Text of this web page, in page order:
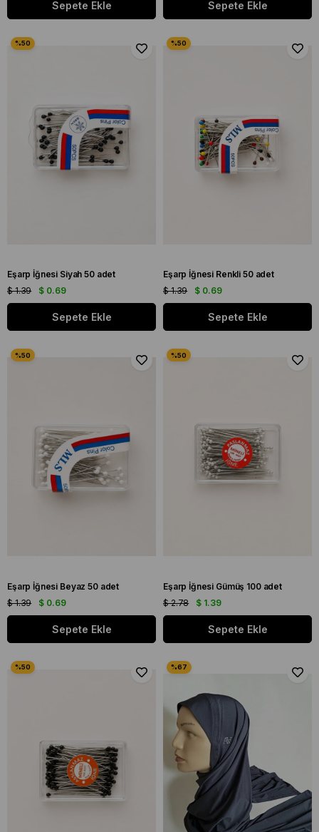
Sepete Ekle Sepete Ekle
Eşarp İğnesi Siyah 50 adet
$ 0.69
$ 1.39
Sepete Ekle
Eşarp İğnesi Renkli 50 adet
$ 0.69
$ 1.39
Sepete Ekle
Eşarp İğnesi Beyaz 50 adet
$ 0.69
$ 1.39
Sepete Ekle
Eşarp İğnesi Gümüş 100 adet
$ 1.39
$ 2.78
Sepete Ekle